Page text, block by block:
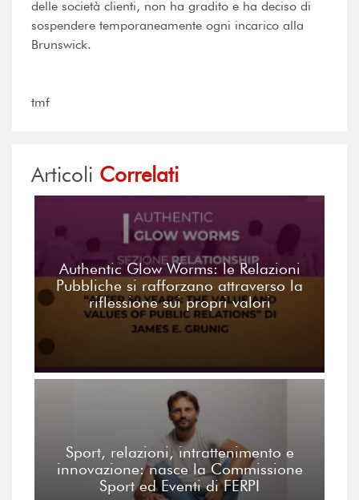
delle società clienti, non ha gradito e ha deciso di
sospendere temporaneamente ogni incarico alla
Brunswick.
tmf
Articoli Correlati
Authentic Glow Worms: le Relazioni
Pubbliche si rafforzano attraverso la
riflessione sui propri valori
Sport, relazioni, intrattenimento e
innovazione: nasce la Commissione
Sport ed Eventi di FERPI